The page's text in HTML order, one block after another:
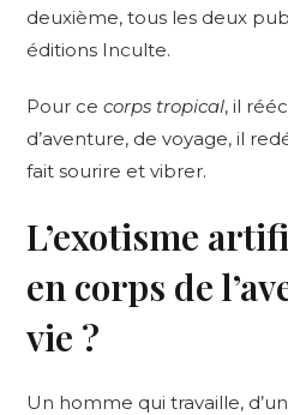
deuxième, tous les deux
éditions Inculte.
Pour cecorps tropical, il
d’aventure, de voyage, il
fait sourire et vibrer.
L’exotisme
en corps de
vie ?
Un homme qui travaille,